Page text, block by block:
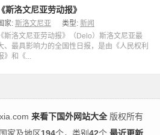
《斯洛文尼亚劳动报》
家: 斯洛文尼亚 类型: 新闻
《斯洛文尼亚劳动报》（Delo）斯洛文尼亚最
、最具影响力的全国性日报，是由《人民权利
》和《...
来看下国外网站大全版权所有